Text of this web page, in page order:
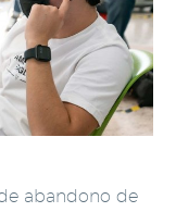
abandono de